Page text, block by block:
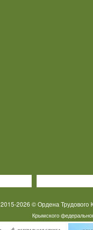
2015-2026 © Ордена
Крымского